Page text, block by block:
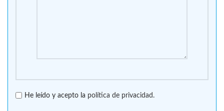
He leído y acepto la política de privacidad.